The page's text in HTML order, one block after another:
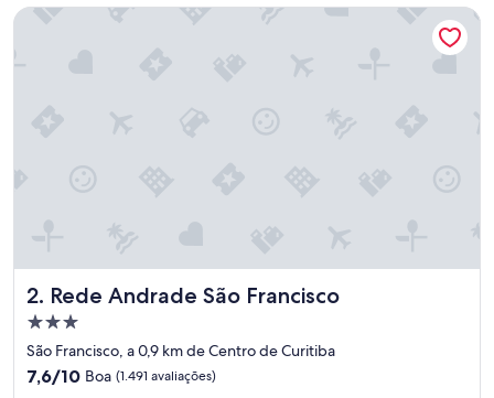
2. Rede Andrade São Francisco
Rede Andrade São Francisco
Propriedade
3.0
estrelas
São Francisco, a 0,9 km de Centro de Curitiba
7.6
7,6/10 Boa (1.491 avaliações)
Rede Andrade São Francisco